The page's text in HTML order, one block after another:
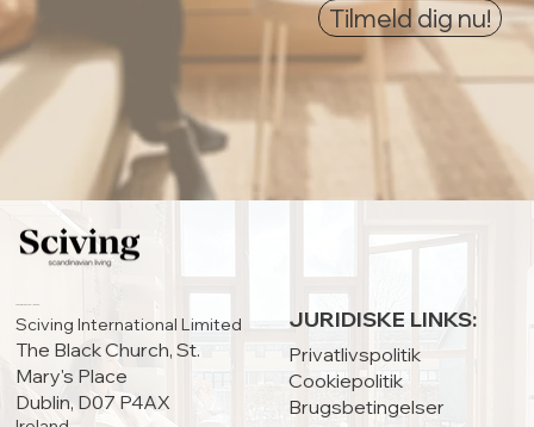
Tilmeld dig nu!
HOVEDKONTOR:
Sciving International Limited
The Black Church, St.
Mary's Place
Dublin, D07 P4AX
JURIDISKE LINKS:
Privatlivspolitik
Cookiepolitik
Brugsbetingelser